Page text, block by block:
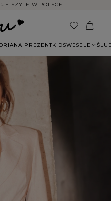
SZYTE W POLSCE
NA PREZENTKIDSWESELE